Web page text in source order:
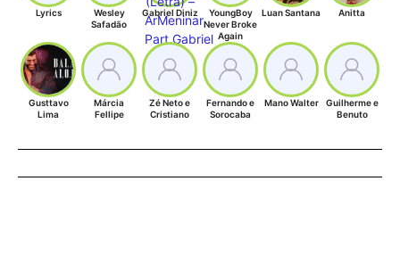
Lyrics
Wesley
Safadão
Gabriel Diniz
YoungBoy
Never Broke
Again
Luan Santana Anitta
Gusttavo
Lima
Márcia
Fellipe
Zé Neto e
Cristiano
Fernando e
Sorocaba
Mano Walter
Guilherme e
Benuto